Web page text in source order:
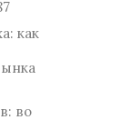
как
во